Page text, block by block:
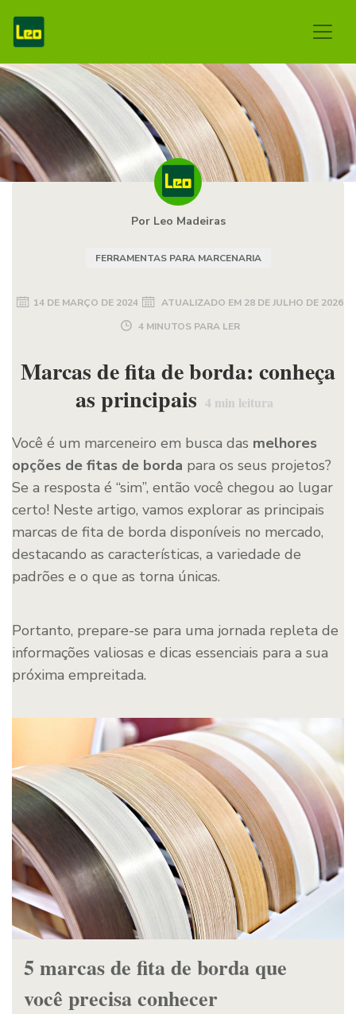
Por Leo Madeiras
FERRAMENTAS PARA MARCENARIA
14 DE MARÇO DE 2024 ATUALIZADO EM 28 DE JULHO DE 2026
4 MINUTOS PARA LER
Marcas de fita de borda: conheça
as principais 4 min leitura
Você é um marceneiro em busca das melhores
opções de fitas de borda para os seus projetos?
Se a resposta é “sim”, então você chegou ao lugar
certo! Neste artigo, vamos explorar as principais
marcas de fita de borda disponíveis no mercado,
destacando as características, a variedade de
padrões e o que as torna únicas.
Portanto, prepare-se para uma jornada repleta de
informações valiosas e dicas essenciais para a sua
próxima empreitada.
5 marcas de fita de borda que
você precisa conhecer